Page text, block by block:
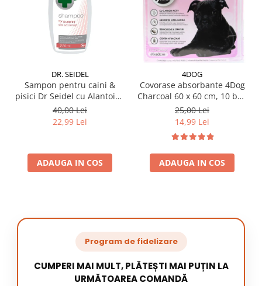
DR. SEIDEL
Sampon pentru caini &
pisici Dr Seidel cu Alantoina
220 ml
40,00 Lei
22,99 Lei
ADAUGA IN COS
4DOG
Covorase absorbante 4Dog
Charcoal 60 x 60 cm, 10 buc
/ pachet
25,00 Lei
14,99 Lei
ADAUGA IN COS
Program de fidelizare
CUMPERI MAI MULT, PLĂTEȘTI MAI PUȚIN LA
URMĂTOAREA COMANDĂ